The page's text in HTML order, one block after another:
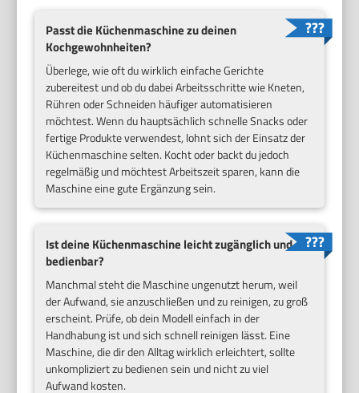
Passt die Küchenmaschine zu deinen
Kochgewohnheiten?
Überlege, wie oft du wirklich einfache Gerichte
zubereitest und ob du dabei Arbeitsschritte wie Kneten,
Rühren oder Schneiden häufiger automatisieren
möchtest. Wenn du hauptsächlich schnelle Snacks oder
fertige Produkte verwendest, lohnt sich der Einsatz der
Küchenmaschine selten. Kocht oder backt du jedoch
regelmäßig und möchtest Arbeitszeit sparen, kann die
Maschine eine gute Ergänzung sein.
Ist deine Küchenmaschine leicht zugänglich und
bedienbar?
Manchmal steht die Maschine ungenutzt herum, weil
der Aufwand, sie anzuschließen und zu reinigen, zu groß
erscheint. Prüfe, ob dein Modell einfach in der
Handhabung ist und sich schnell reinigen lässt. Eine
Maschine, die dir den Alltag wirklich erleichtert, sollte
unkompliziert zu bedienen sein und nicht zu viel
Aufwand kosten.